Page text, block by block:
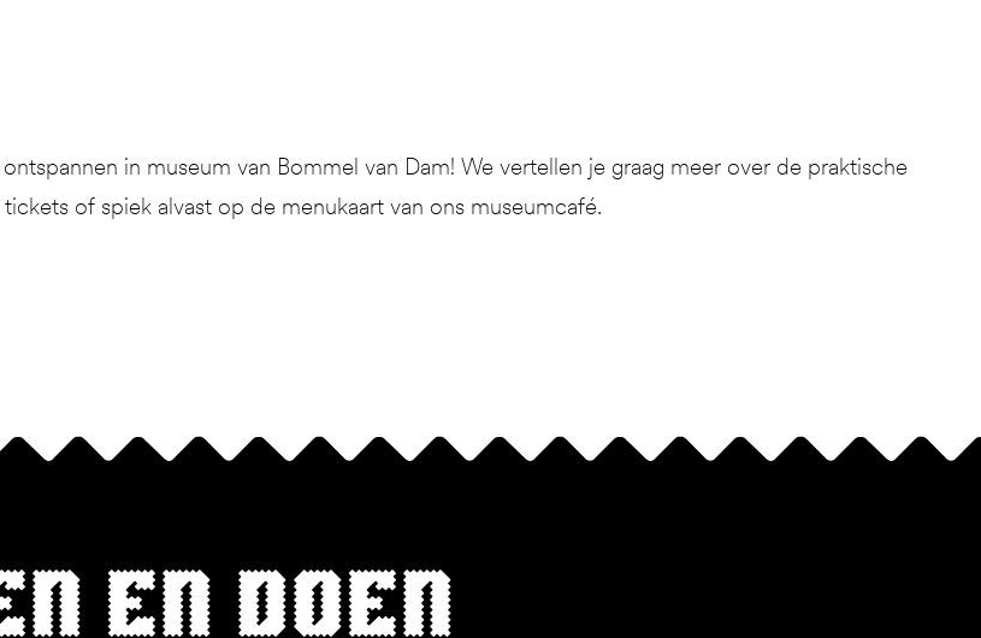
in museum van Bommel van Dam! We vertellen je graag meer over de praktische
of spiek alvast op de menukaart van ons museumcafé.
en doen